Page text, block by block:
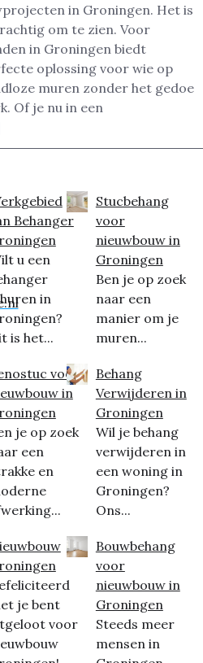
in Groningen. Het is
om te zien. Voor
in Groningen biedt
oplossing voor wie op
muren zonder het gedoe
Of je nu in een
Behanger
u een
in
is het...
voor
in
je op zoek
een
en
je bent
voor
Stucbehang
voor
nieuwbouw in
Groningen
Ben je op zoek
naar een
manier om je
muren...
Behang
Verwijderen in
Groningen
Wil je behang
verwijderen in
een woning in
Groningen?
Ons...
Bouwbehang
voor
nieuwbouw in
Groningen
Steeds meer
mensen in